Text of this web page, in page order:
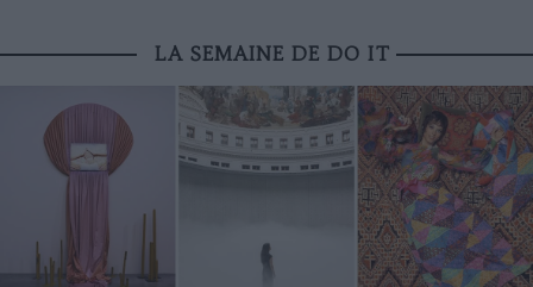
LA SEMAINE DE DO IT